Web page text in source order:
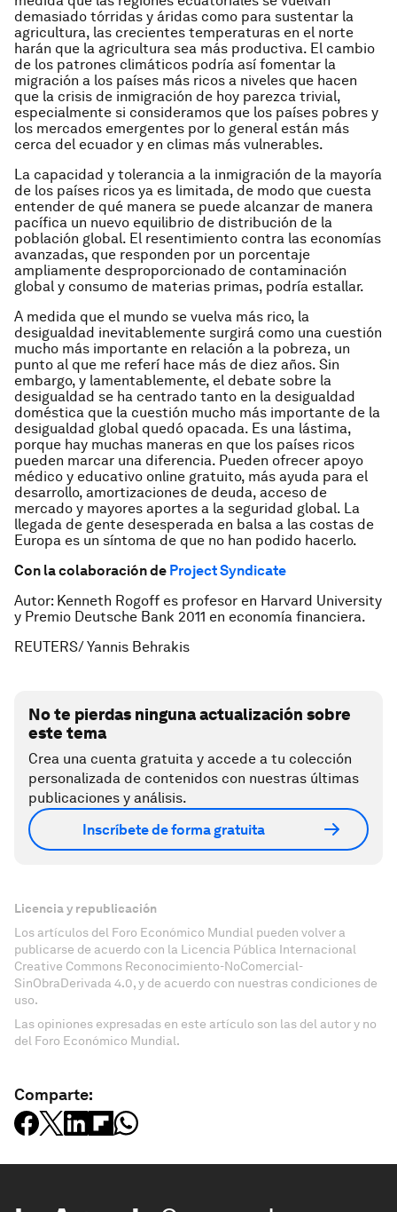
demasiado tórridas y áridas como para sustentar la
agricultura, las crecientes temperaturas en el norte
harán que la agricultura sea más productiva. El cambio
de los patrones climáticos podría así fomentar la
migración a los países más ricos a niveles que hacen
que la crisis de inmigración de hoy parezca trivial,
especialmente si consideramos que los países pobres y
los mercados emergentes por lo general están más
cerca del ecuador y en climas más vulnerables.
La capacidad y tolerancia a la inmigración de la mayoría
de los países ricos ya es limitada, de modo que cuesta
entender de qué manera se puede alcanzar de manera
pacífica un nuevo equilibrio de distribución de la
población global. El resentimiento contra las economías
avanzadas, que responden por un porcentaje
ampliamente desproporcionado de contaminación
global y consumo de materias primas, podría estallar.
A medida que el mundo se vuelva más rico, la
desigualdad inevitablemente surgirá como una cuestión
mucho más importante en relación a la pobreza, un
punto al que me referí hace más de diez años. Sin
embargo, y lamentablemente, el debate sobre la
desigualdad se ha centrado tanto en la desigualdad
doméstica que la cuestión mucho más importante de la
desigualdad global quedó opacada. Es una lástima,
porque hay muchas maneras en que los países ricos
pueden marcar una diferencia. Pueden ofrecer apoyo
médico y educativo online gratuito, más ayuda para el
desarrollo, amortizaciones de deuda, acceso de
mercado y mayores aportes a la seguridad global. La
llegada de gente desesperada en balsa a las costas de
Europa es un síntoma de que no han podido hacerlo.
Con la colaboración de Project Syndicate
Autor: Kenneth Rogoff es profesor en Harvard University
y Premio Deutsche Bank 2011 en economía financiera.
REUTERS/ Yannis Behrakis
No te pierdas ninguna actualización sobre
este tema
Crea una cuenta gratuita y accede a tu colección
personalizada de contenidos con nuestras últimas
publicaciones y análisis.
Inscríbete de forma gratuita
Licencia y republicación
Los artículos del Foro Económico Mundial pueden volver a
publicarse de acuerdo con la Licencia Pública Internacional
Creative Commons Reconocimiento-NoComercial-
SinObraDerivada 4.0, y de acuerdo con nuestras condiciones de
uso.
Las opiniones expresadas en este artículo son las del autor y no
del Foro Económico Mundial.
Comparte: